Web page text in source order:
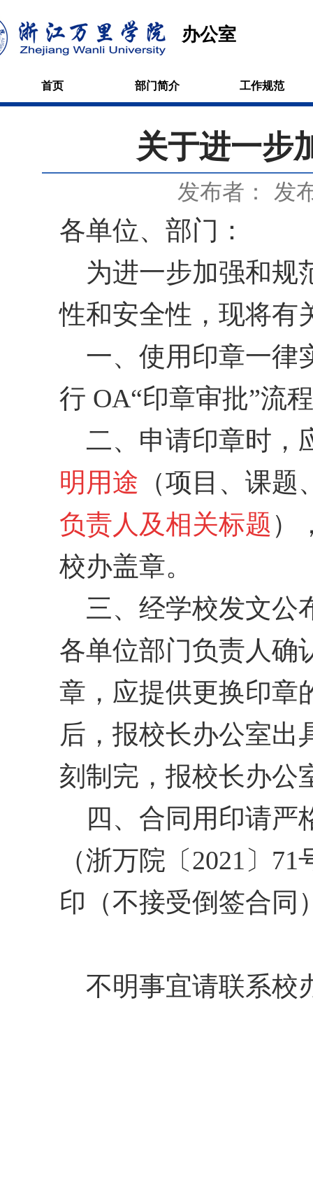
办公室
首页 部门简介 工作规范
关于进一步
发布者： 发
各单位、部门：
为进一步加强和规
性和安全性，现将有
一、使用印章一律
行 OA“印章审批”流
二、申请印章时，
明用途 （项目、课
负责人及相关标题）
校办盖章。
三、经学校发文公
各单位部门负责人确
章，应提供更换印章
后，报校长办公室出
刻制完，报校长办公
四、合同用印请严
（浙万院〔 2021 〕 71
印（不接受倒签合同
不明事宜请联系校